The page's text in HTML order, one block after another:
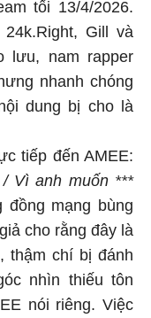
tối 13/4/2026.
Gill và
lưu, nam rapper
nhanh chóng
dung bị cho là
tiếp đến AMEE:
Vì anh muốn ***
đồng mạng bùng
cho rằng đây là
thậm chí bị đánh
nhìn thiếu tôn
nói riêng. Việc